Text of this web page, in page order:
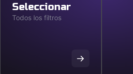
Seleccionar
Todos los filtros